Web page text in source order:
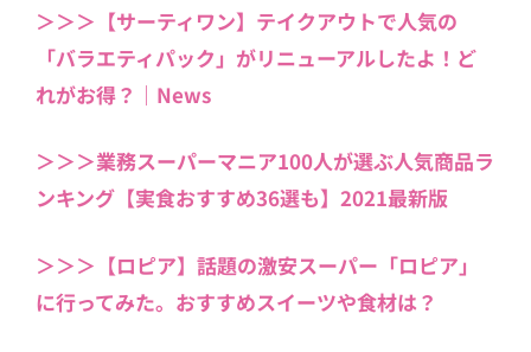
＞＞＞【サーティワン】テイクアウトで人気の
「バラエティパック」がリニューアルしたよ！ど
れがお得？｜News
＞＞＞業務スーパーマニア100人が選ぶ人気商品ラ
ンキング【実食おすすめ36選も】2021最新版
＞＞＞【ロピア】話題の激安スーパー「ロピア」
に行ってみた。おすすめスイーツや食材は？